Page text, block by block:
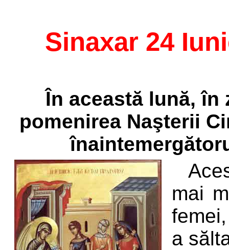
Sinaxar 24
În această lună, în
pomenirea Naşterii
mai
a